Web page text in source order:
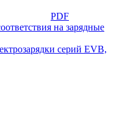
PDF
на зарядные
серий EVB,